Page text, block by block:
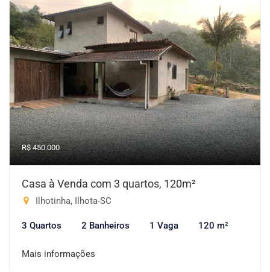
R$ 450.000
Casa à Venda com 3 quartos, 120m²
Ilhotinha, Ilhota-SC
3 Quartos 2 Banheiros 1 Vaga 120 m²
Mais informações